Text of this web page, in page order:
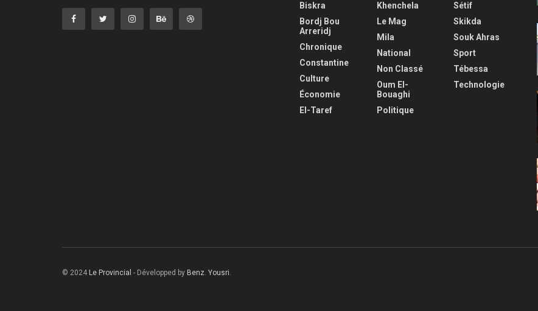
Biskra
Bordj Bou
Arreridj
Chronique
Constantine
Culture
Économie
El-Taref
Khenchela
Le Mag
Mila
National
Non Classé
Oum El-
Bouaghi
Politique
Sétif
Skikda
Souk Ahras
Sport
Tébessa
Technologie
© 2024 Le Provincial - Développed by Benz. Yousri